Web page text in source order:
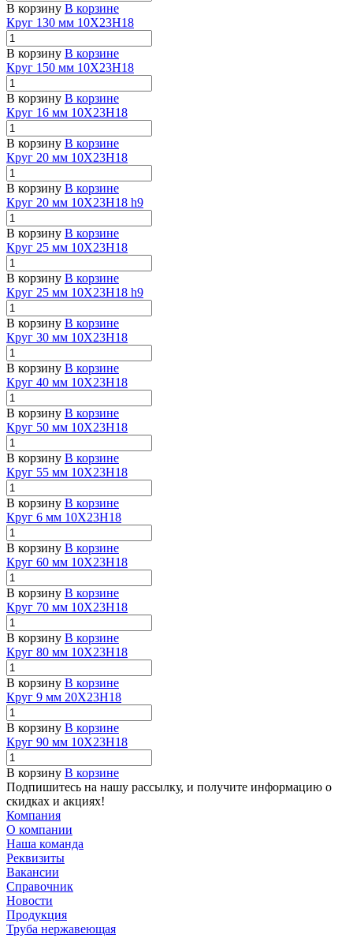
В корзину В корзине
Круг 130 мм 10Х23Н18
В корзину В корзине
Круг 150 мм 10Х23Н18
В корзину В корзине
Круг 16 мм 10Х23Н18
В корзину В корзине
Круг 20 мм 10Х23Н18
В корзину В корзине
Круг 20 мм 10Х23Н18 h9
В корзину В корзине
Круг 25 мм 10Х23Н18
В корзину В корзине
Круг 25 мм 10Х23Н18 h9
В корзину В корзине
Круг 30 мм 10Х23Н18
В корзину В корзине
Круг 40 мм 10Х23Н18
В корзину В корзине
Круг 50 мм 10Х23Н18
В корзину В корзине
Круг 55 мм 10Х23Н18
В корзину В корзине
Круг 6 мм 10Х23Н18
В корзину В корзине
Круг 60 мм 10Х23Н18
В корзину В корзине
Круг 70 мм 10Х23Н18
В корзину В корзине
Круг 80 мм 10Х23Н18
В корзину В корзине
Круг 9 мм 20Х23Н18
В корзину В корзине
Круг 90 мм 10Х23Н18
В корзину В корзине
Подпишитесь на нашу рассылку, и получите информацию о
скидках и акциях!
Компания
О компании
Наша команда
Реквизиты
Вакансии
Справочник
Новости
Продукция
Труба нержавеющая